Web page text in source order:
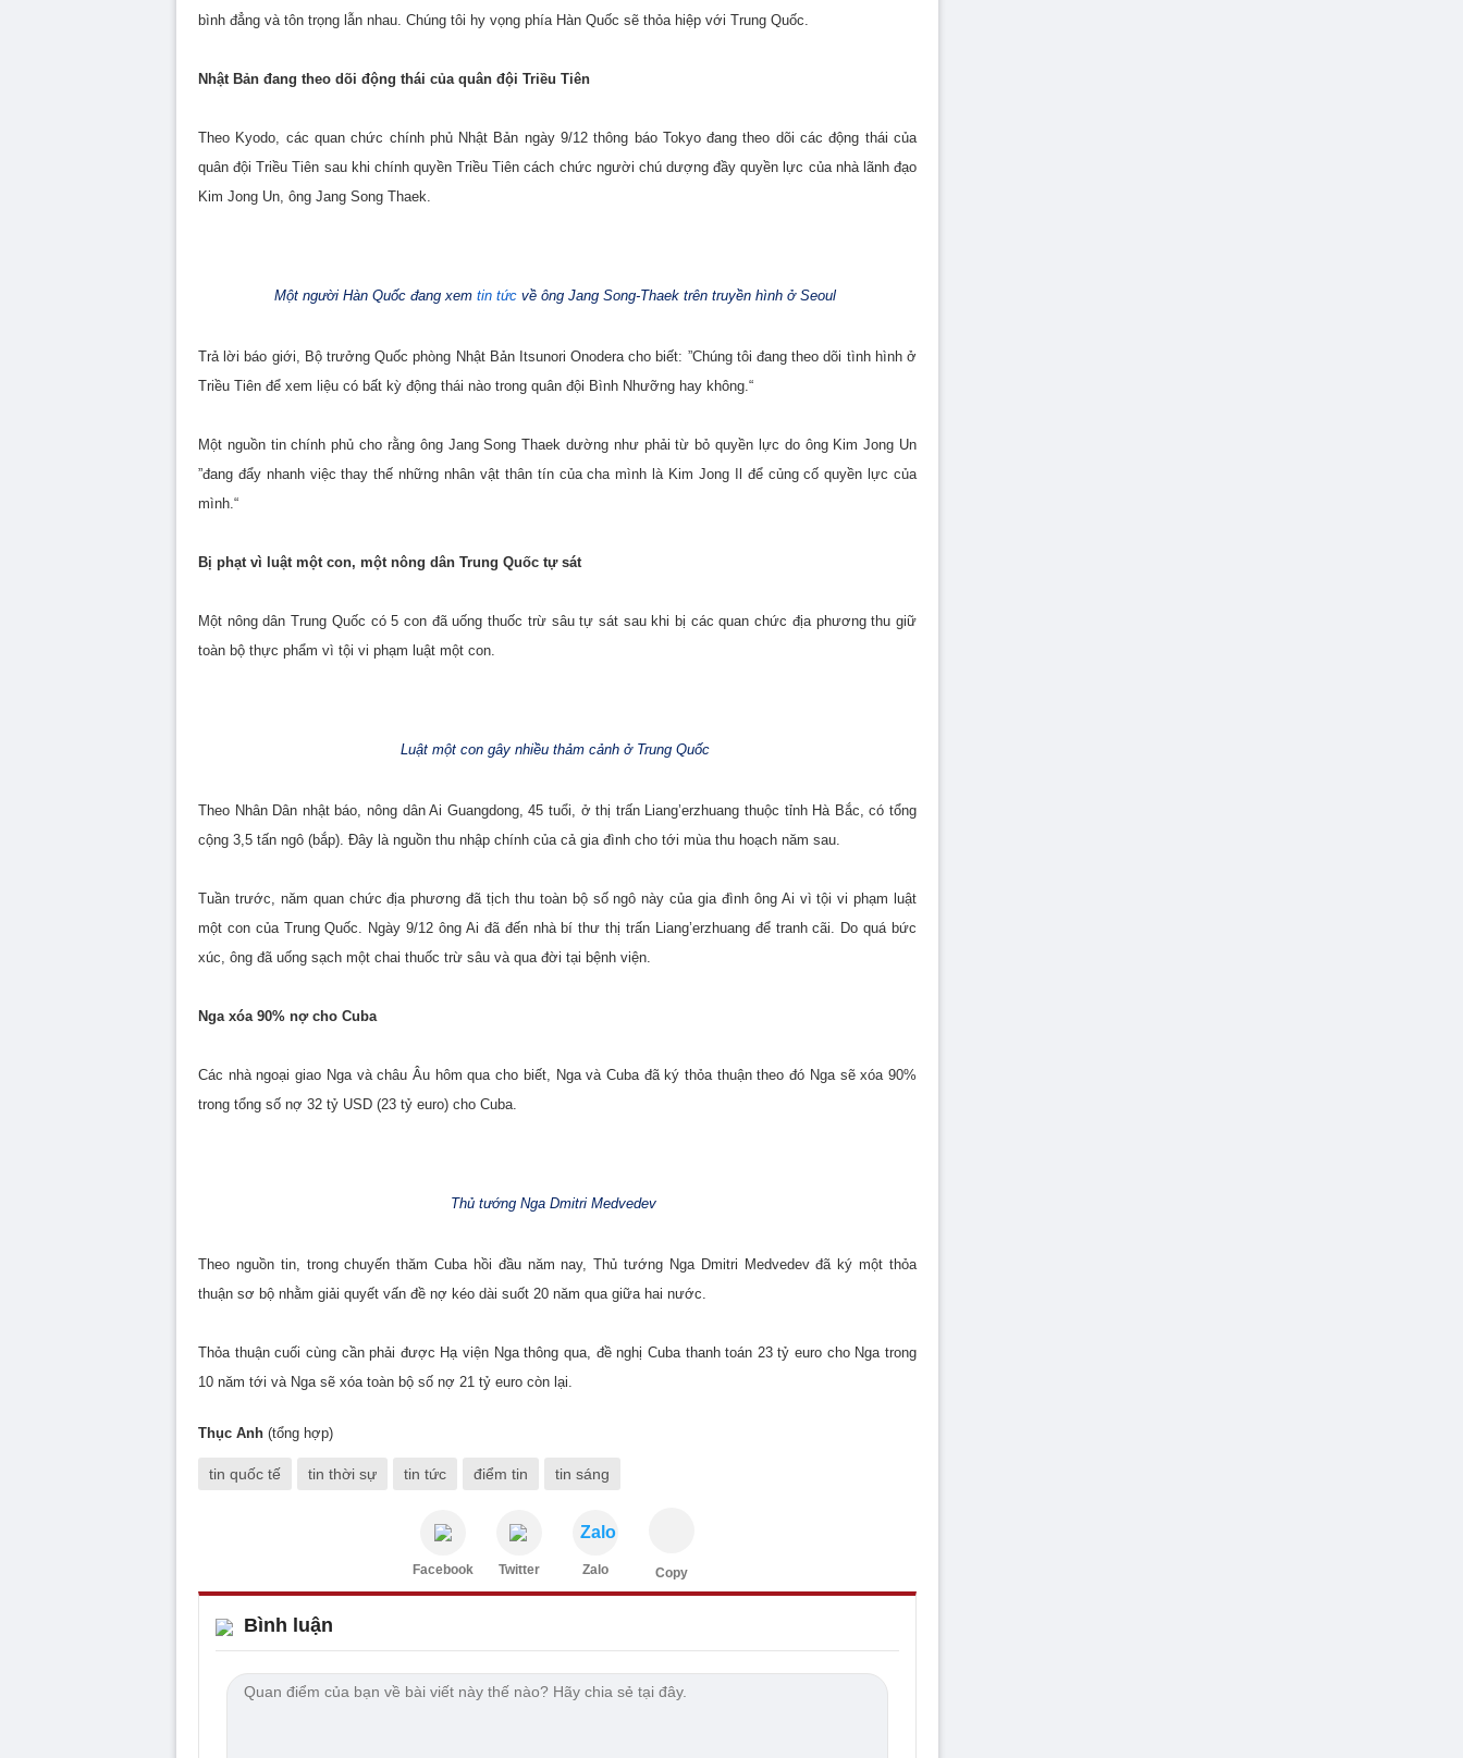
bình đẳng và tôn trọng lẫn nhau. Chúng tôi hy vọng phía Hàn Quốc sẽ thỏa hiệp với Trung Quốc.
Nhật Bản đang theo dõi động thái của quân đội Triều Tiên
Theo Kyodo, các quan chức chính phủ Nhật Bản ngày 9/12 thông báo Tokyo đang theo dõi các động thái của
quân đội Triều Tiên sau khi chính quyền Triều Tiên cách chức người chú dượng đầy quyền lực của nhà lãnh đạo
Kim Jong Un, ông Jang Song Thaek.
Một người Hàn Quốc đang xem tin tức về ông Jang Song-Thaek trên truyền hình ở Seoul
Trả lời báo giới, Bộ trưởng Quốc phòng Nhật Bản Itsunori Onodera cho biết: ”Chúng tôi đang theo dõi tình hình ở
Triều Tiên để xem liệu có bất kỳ động thái nào trong quân đội Bình Nhưỡng hay không.“
Một nguồn tin chính phủ cho rằng ông Jang Song Thaek dường như phải từ bỏ quyền lực do ông Kim Jong Un
”đang đẩy nhanh việc thay thế những nhân vật thân tín của cha mình là Kim Jong Il để củng cố quyền lực của
mình.“
Bị phạt vì luật một con, một nông dân Trung Quốc tự sát
Một nông dân Trung Quốc có 5 con đã uống thuốc trừ sâu tự sát sau khi bị các quan chức địa phương thu giữ
toàn bộ thực phẩm vì tội vi phạm luật một con.
Luật một con gây nhiều thảm cảnh ở Trung Quốc
Theo Nhân Dân nhật báo, nông dân Ai Guangdong, 45 tuổi, ở thị trấn Liang’erzhuang thuộc tỉnh Hà Bắc, có tổng
cộng 3,5 tấn ngô (bắp). Đây là nguồn thu nhập chính của cả gia đình cho tới mùa thu hoạch năm sau.
Tuần trước, năm quan chức địa phương đã tịch thu toàn bộ số ngô này của gia đình ông Ai vì tội vi phạm luật
một con của Trung Quốc. Ngày 9/12 ông Ai đã đến nhà bí thư thị trấn Liang’erzhuang để tranh cãi. Do quá bức
xúc, ông đã uống sạch một chai thuốc trừ sâu và qua đời tại bệnh viện.
Nga xóa 90% nợ cho Cuba
Các nhà ngoại giao Nga và châu Âu hôm qua cho biết, Nga và Cuba đã ký thỏa thuận theo đó Nga sẽ xóa 90%
trong tổng số nợ 32 tỷ USD (23 tỷ euro) cho Cuba.
Thủ tướng Nga Dmitri Medvedev
Theo nguồn tin, trong chuyến thăm Cuba hồi đầu năm nay, Thủ tướng Nga Dmitri Medvedev đã ký một thỏa
thuận sơ bộ nhằm giải quyết vấn đề nợ kéo dài suốt 20 năm qua giữa hai nước.
Thỏa thuận cuối cùng cần phải được Hạ viện Nga thông qua, đề nghị Cuba thanh toán 23 tỷ euro cho Nga trong
10 năm tới và Nga sẽ xóa toàn bộ số nợ 21 tỷ euro còn lại.
Thục Anh (tổng hợp)
tin quốc tế tin thời sự tin tức điểm tin tin sáng
Facebook Twitter
Zalo
Zalo Copy
Bình luận